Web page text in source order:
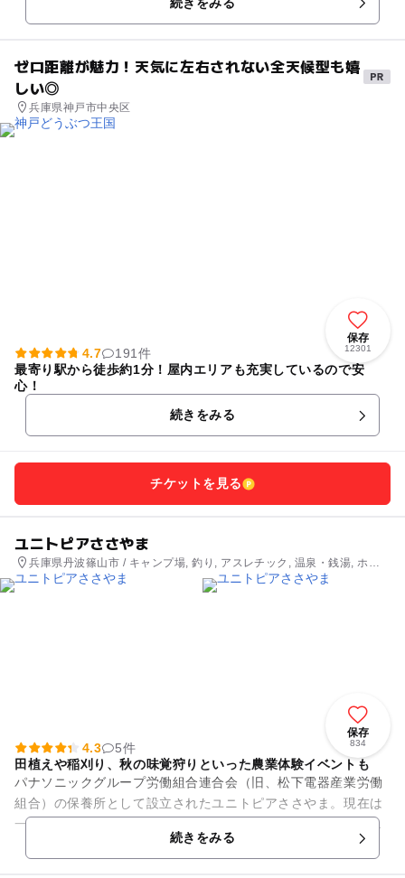
ゼロ距離が魅力！天気に左右されない全天候型も嬉
しい◎
兵庫県神戸市中央区
保存
12301
4.7
191件
最寄り駅から徒歩約1分！屋内エリアも充実しているので安
心！
続きをみる
チケットを見る
ユニトピアささやま
兵庫県丹波篠山市 / キャンプ場, 釣り, アスレチック, 温泉・銭湯, ホテ
ル・旅館
保存
834
4.3
5件
田植えや稲刈り、秋の味覚狩りといった農業体験イベントも
パナソニックグループ労働組合連合会（旧、松下電器産業労働
組合）の保養所として設立されたユニトピアささやま。現在は
一般の人も気軽に利用できる癒しの施設として人気を集めてい
ます。丹波篠山の大自然のな...続きをみる